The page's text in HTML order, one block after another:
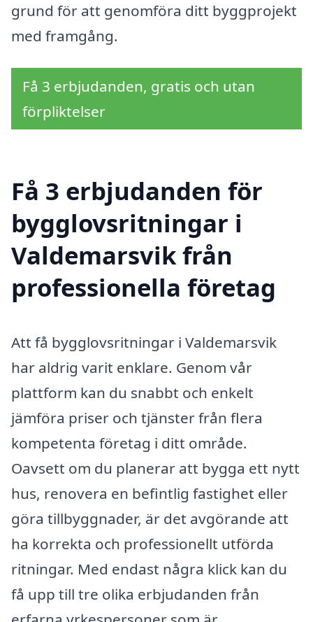
grund för att genomföra ditt byggprojekt
med framgång.
Få 3 erbjudanden, gratis och utan
förpliktelser
Få 3 erbjudanden för
bygglovsritningar i
Valdemarsvik från
professionella företag
Att få bygglovsritningar i Valdemarsvik
har aldrig varit enklare. Genom vår
plattform kan du snabbt och enkelt
jämföra priser och tjänster från flera
kompetenta företag i ditt område.
Oavsett om du planerar att bygga ett nytt
hus, renovera en befintlig fastighet eller
göra tillbyggnader, är det avgörande att
ha korrekta och professionellt utförda
ritningar. Med endast några klick kan du
få upp till tre olika erbjudanden från